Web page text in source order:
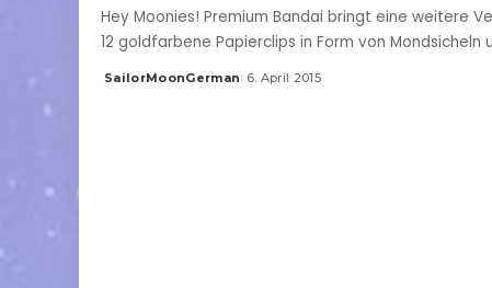
Hey Moonies! Premium Bandai bringt eine weitere
12 goldfarbene Papierclips in Form von Mondsicheln
Posted
SailorMoonGerman 6. April 2015